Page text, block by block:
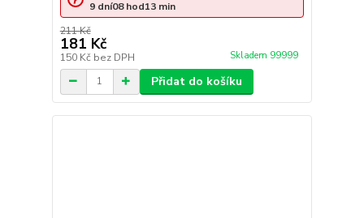
211 Kč
181 Kč
150 Kč bez DPH Skladem 99999
9 dní08hod13 min
Přidat do košíku